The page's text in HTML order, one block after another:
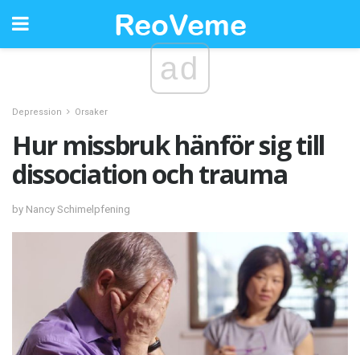
ad
Depression Orsaker
Hur missbruk hänför sig till
dissociation och trauma
by Nancy Schimelpfening